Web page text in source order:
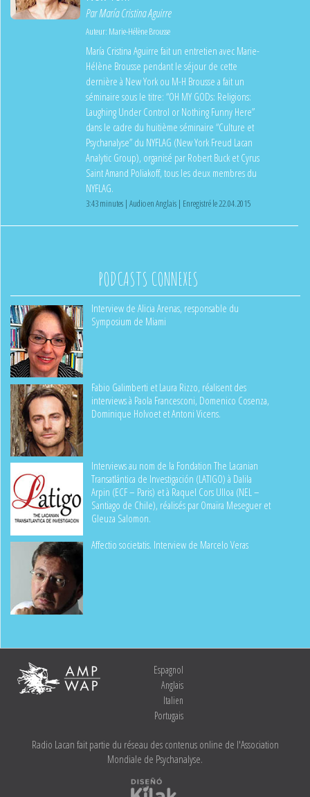
ParMaría Cristina Aguirre
Auteur: Marie-Hélène Brousse
María Cristina Aguirre fait un entretien avec Marie-
Hélène Brousse pendant le séjour de cette
dernière à New York ou M-H Brousse a fait un
séminaire sous le titre: “OH MY GODs: Religions:
Laughing Under Control or Nothing Funny Here”
dans le cadre du huitième séminaire “Culture et
Psychanalyse” du NYFLAG (New York Freud Lacan
Analytic Group), organisé par Robert Buck et Cyrus
Saint Amand Poliakoff, tous les deux membres du
NYFLAG.
3:43 minutes | Audio en Anglais | Enregistré le 22.04.2015
PODCASTS CONNEXES
Interview de Alicia Arenas, responsable du
Symposium de Miami
Fabio Galimberti et Laura Rizzo, réalisent des
interviews à Paola Francesconi, Domenico Cosenza,
Dominique Holvoet et Antoni Vicens.
Interviews au nom de la Fondation The Lacanian
Transatlántica de Investigación (LATIGO) à Dalila
Arpin (ECF – Paris) et à Raquel Cors Ulloa (NEL –
Santiago de Chile), réalisés par Omaïra Meseguer et
Gleuza Salomon.
Affectio societatis. Interview de Marcelo Veras
Espagnol
Anglais
Italien
Portugais
Radio Lacan fait partie du réseau des contenus online de l'Association
Mondiale de Psychanalyse.